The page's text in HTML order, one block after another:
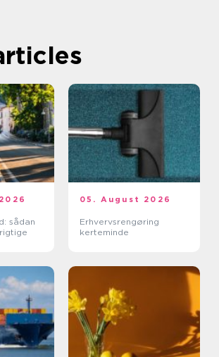
sådan
05. August 2026
Erhvervsrengøring
kerteminde